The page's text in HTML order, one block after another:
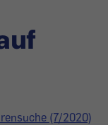
(7/2020)